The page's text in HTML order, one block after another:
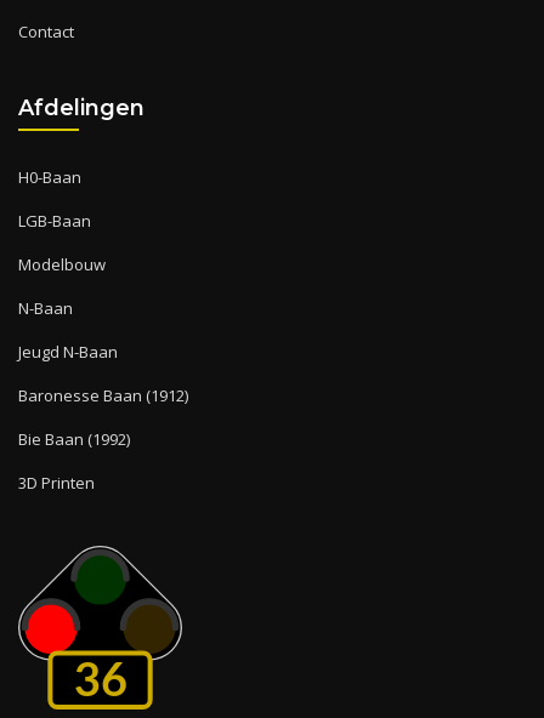
Contact
Afdelingen
H0-Baan
LGB-Baan
Modelbouw
N-Baan
Jeugd N-Baan
Baronesse Baan (1912)
Bie Baan (1992)
3D Printen
36